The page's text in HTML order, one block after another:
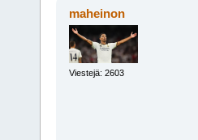
maheinon
Viestejä: 2603